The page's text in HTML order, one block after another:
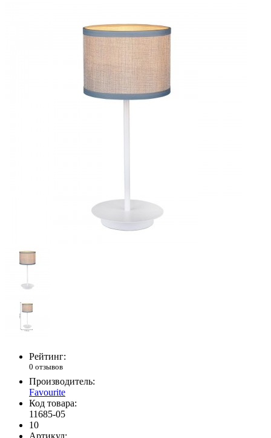
Рейтинг:
0 отзывов
Производитель:
Favourite
Код товара:
11685-05
10
Артикул: